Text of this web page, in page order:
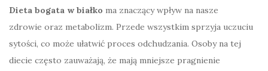
Dieta bogata w białko ma znaczący wpływ na nasze
zdrowie oraz metabolizm. Przede wszystkim sprzyja uczuciu
sytości, co może ułatwić proces odchudzania. Osoby na tej
diecie często zauważają, że mają mniejsze pragnienie